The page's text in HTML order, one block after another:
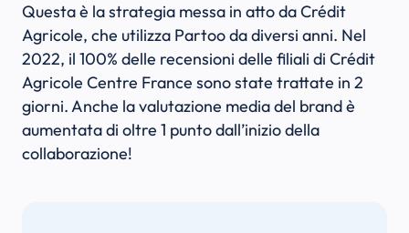
Questa è la strategia messa in atto da Crédit
Agricole, che utilizza Partoo da diversi anni. Nel
2022, il 100% delle recensioni delle filiali di Crédit
Agricole Centre France sono state trattate in 2
giorni. Anche la valutazione media del brand è
aumentata di oltre 1 punto dall’inizio della
collaborazione!